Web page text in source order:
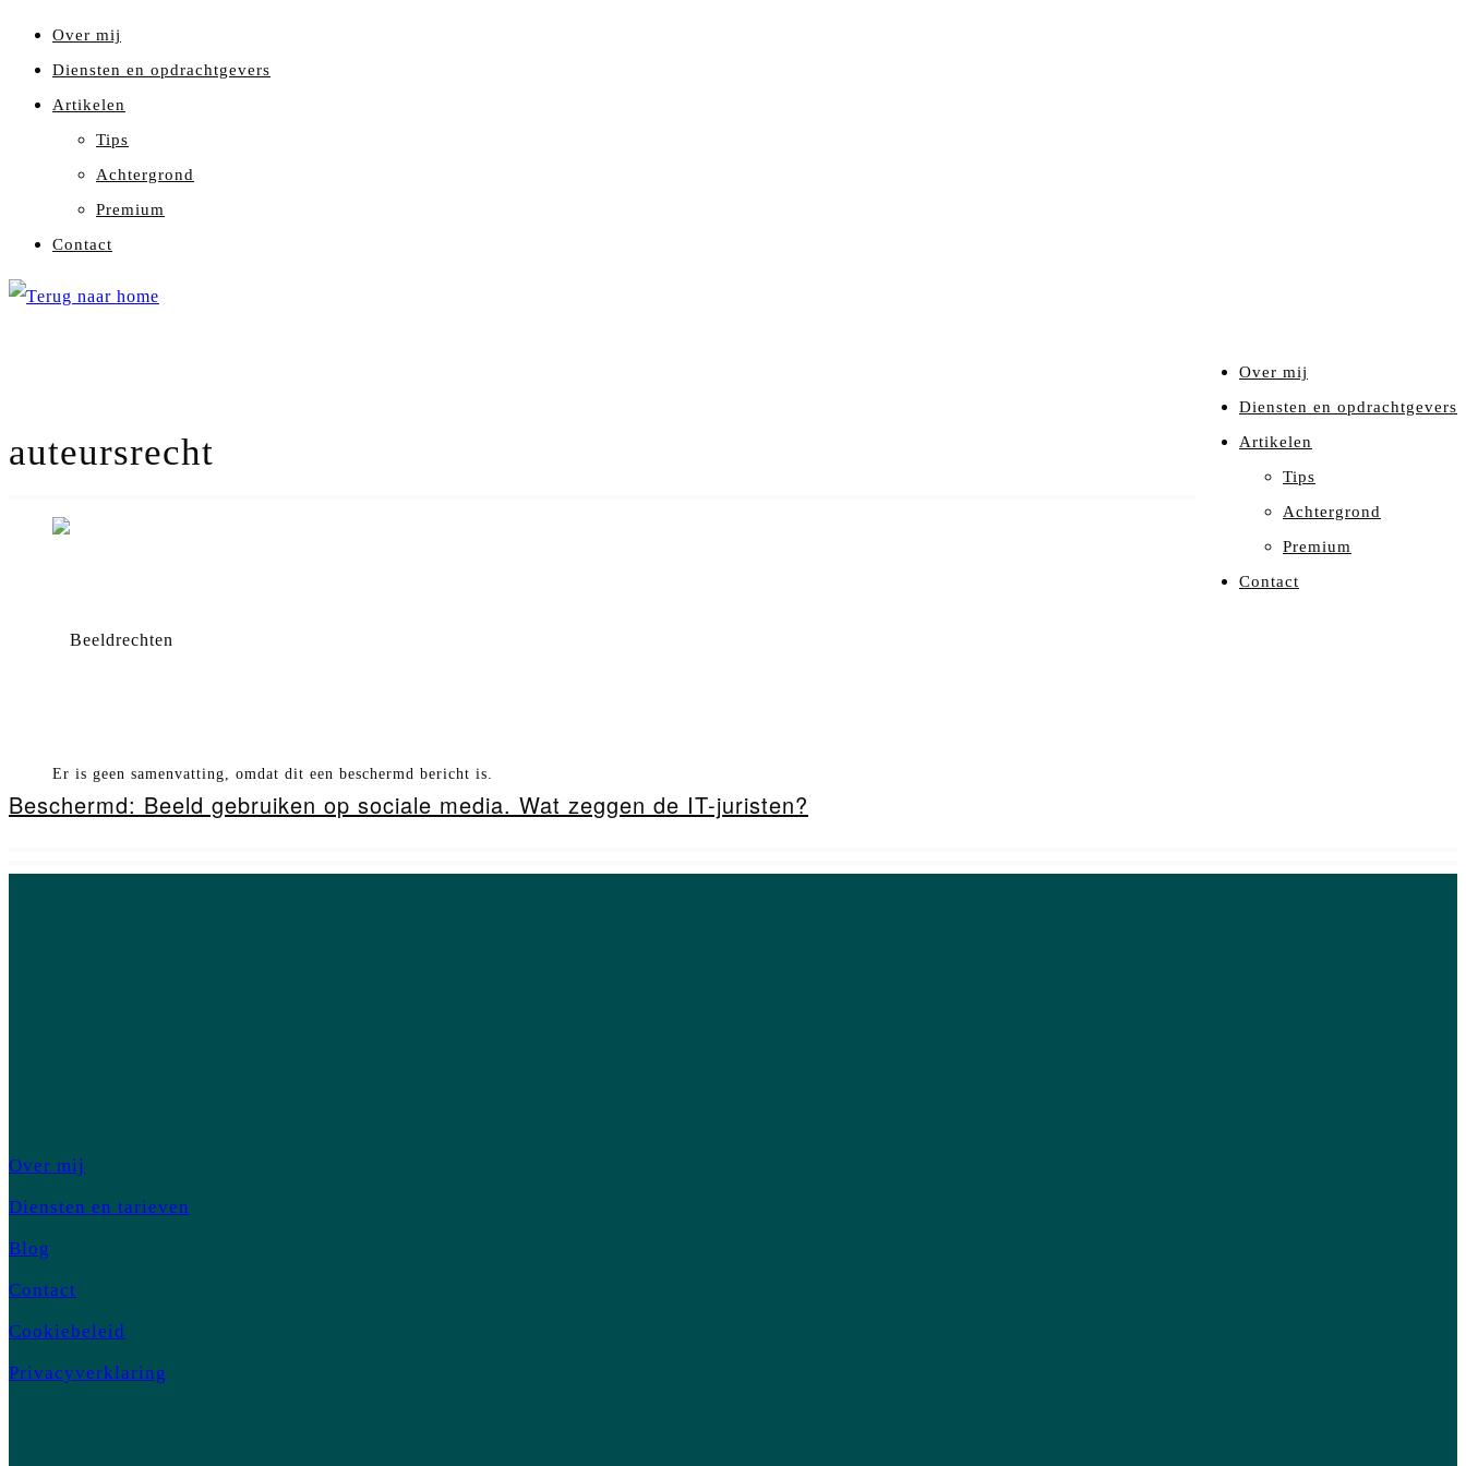
Over mij
Diensten en opdrachtgevers
Artikelen
Tips
Achtergrond
Premium
Contact
Over mij
Diensten en opdrachtgevers
Artikelen
Tips
Achtergrond
Premium
Contact
auteursrecht
Er is geen samenvatting, omdat dit een beschermd bericht is.
Beschermd: Beeld gebruiken op sociale media. Wat zeggen de IT-juristen?
Over mij
Diensten en tarieven
Blog
Contact
Cookiebeleid
Privacyverklaring